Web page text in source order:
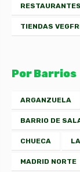
TIENDAS
Por Barrios
ARGANZUELA
BARRIO DE
CHUECA
MADRID NORTE